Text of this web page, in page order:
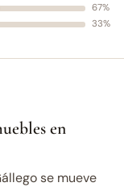
67%
33%
en
se mueve